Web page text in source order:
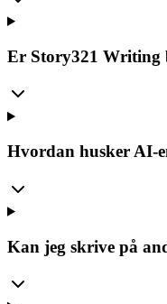
Er Story321 Writing
Hvordan husker AI-
Kan jeg skrive på